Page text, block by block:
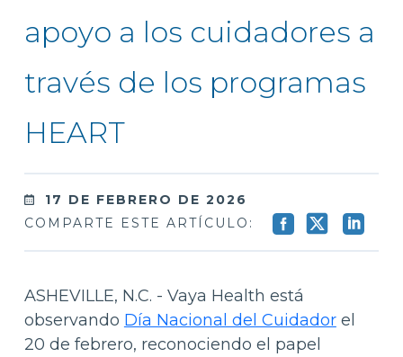
apoyo a los cuidadores a
través de los programas
HEART
17 DE FEBRERO DE 2026
COMPARTE ESTE ARTÍCULO:
ASHEVILLE, N.C. - Vaya Health está
observando Día Nacional del Cuidadorel
20 de febrero, reconociendo el papel